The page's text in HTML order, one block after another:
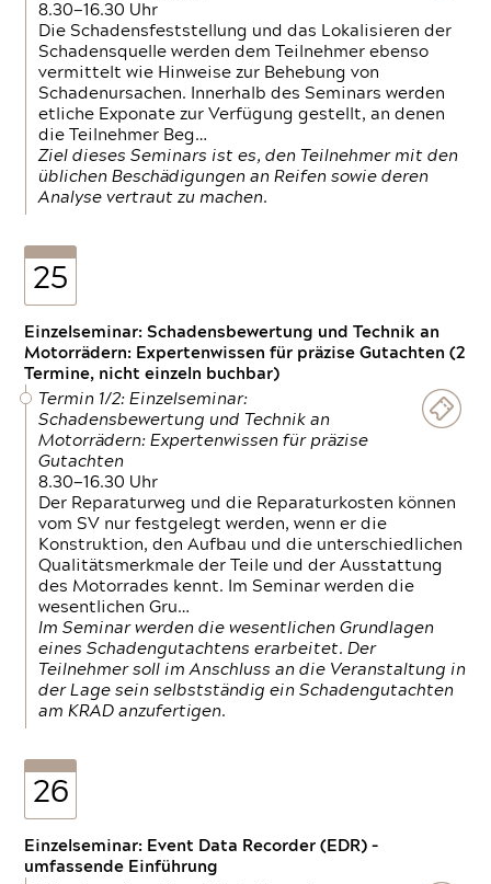
8.30—16.30 Uhr
Die Schadensfeststellung und das Lokalisieren der
Schadensquelle werden dem Teilnehmer ebenso
vermittelt wie Hinweise zur Behebung von
Schadenursachen. Innerhalb des Seminars werden
etliche Exponate zur Verfügung gestellt, an denen
die Teilnehmer Beg…
Ziel dieses Seminars ist es, den Teilnehmer mit den
üblichen Beschädigungen an Reifen sowie deren
Analyse vertraut zu machen.
25
Einzelseminar: Schadensbewertung und Technik an
Motorrädern: Expertenwissen für präzise Gutachten (2
Termine, nicht einzeln buchbar)
Termin 1/2: Einzelseminar:
Schadensbewertung und Technik an
Motorrädern: Expertenwissen für präzise
Gutachten
8.30—16.30 Uhr
Der Reparaturweg und die Reparaturkosten können
vom SV nur festgelegt werden, wenn er die
Konstruktion, den Aufbau und die unterschiedlichen
Qualitätsmerkmale der Teile und der Ausstattung
des Motorrades kennt. Im Seminar werden die
wesentlichen Gru…
Im Seminar werden die wesentlichen Grundlagen
eines Schadengutachtens erarbeitet. Der
Teilnehmer soll im Anschluss an die Veranstaltung in
der Lage sein selbstständig ein Schadengutachten
am KRAD anzufertigen.
26
Einzelseminar: Event Data Recorder (EDR) –
umfassende Einführung